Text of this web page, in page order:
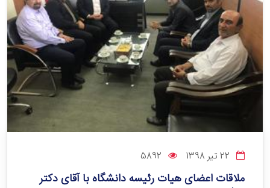
ملاقات اعضای هیات رئیسه دانشگاه با آقای دکتر